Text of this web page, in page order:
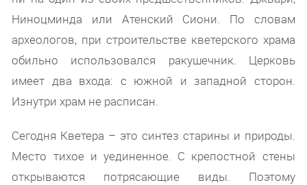
Ниноцминда или Атенский Сиони. По словам
археологов, при строительстве кветерского храма
обильно использовался ракушечник. Церковь
имеет два входа: с южной и западной сторон.
Изнутри храм не расписан.
Сегодня Кветера – это синтез старины и природы.
Место тихое и уединенное. С крепостной стены
открываются потрясающие виды. Поэтому